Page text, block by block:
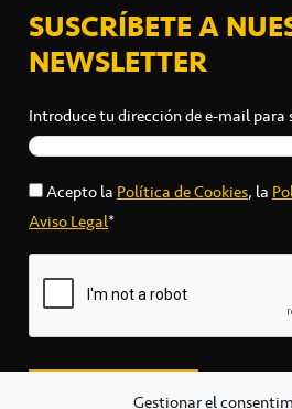
Gestionar el
SUSCRÍBETE A
NEWSLETTER
Introduce tu dirección de e-mail para
Acepto laPolítica de Cookies, la
Aviso Legal*